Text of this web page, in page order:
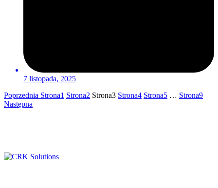
7 listopada, 2025
Poprzednia Strona1 Strona2 Strona3 Strona4 Strona5 … Strona9
Następna